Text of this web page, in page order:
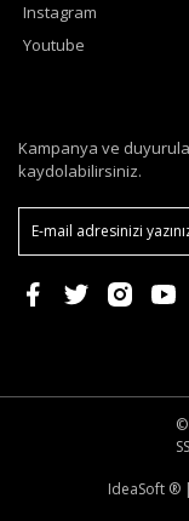
Instagram
Youtube
Kampanya ve
kaydolabilirsiniz.
©
IdeaSoft ® |